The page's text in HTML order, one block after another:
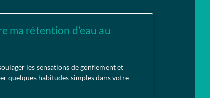
ma rétention d’eau au
les sensations de gonflement et
quelques habitudes simples dans votre